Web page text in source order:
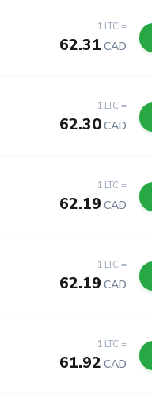
1 LTC =
62.31 CAD
1 LTC =
62.30CAD
1 LTC =
62.19 CAD
1 LTC =
62.19 CAD
1 LTC =
61.92 CAD